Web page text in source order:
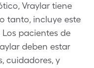
Vraylar tiene
tanto, incluye este
pacientes de
deben estar
cuidadores, y